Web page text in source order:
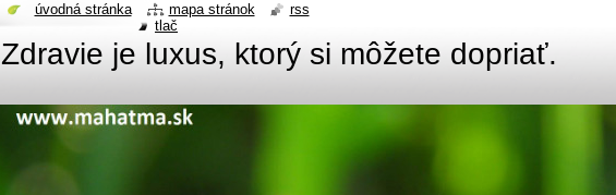
Zdravie je luxus, ktorý si môžete dopriať.
úvodná stránka mapa stránok
rss
tlač